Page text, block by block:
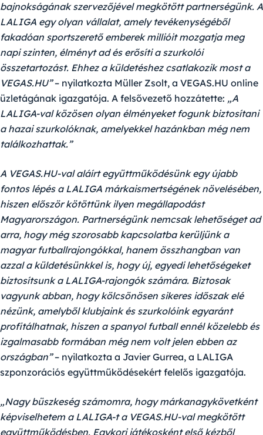
bajnokságának szervezőjével megkötött partnerségünk. A
LALIGA egy olyan vállalat, amely tevékenységéből
fakadóan sportszerető emberek millióit mozgatja meg
napi szinten, élményt ad és erősíti a szurkolói
összetartozást. Ehhez a küldetéshez csatlakozik most a
VEGAS.HU”– nyilatkozta Müller Zsolt, a VEGAS.HU online
üzletágának igazgatója. A felsővezető hozzátette: „A
LALIGA-val közösen olyan élményeket fogunk biztosítani
a hazai szurkolóknak, amelyekkel hazánkban még nem
találkozhattak.”
A VEGAS.HU-val aláírt együttműködésünk egy újabb
fontos lépés a LALIGA márkaismertségének növelésében,
hiszen először kötöttünk ilyen megállapodást
Magyarországon. Partnerségünk nemcsak lehetőséget ad
arra, hogy még szorosabb kapcsolatba kerüljünk a
magyar futballrajongókkal, hanem összhangban van
azzal a küldetésünkkel is, hogy új, egyedi lehetőségeket
biztosítsunk a LALIGA-rajongók számára. Biztosak
vagyunk abban, hogy kölcsönösen sikeres időszak elé
nézünk, amelyből klubjaink és szurkolóink egyaránt
profitálhatnak, hiszen a spanyol futball ennél közelebb és
izgalmasabb formában még nem volt jelen ebben az
országban”– nyilatkozta a Javier Gurrea, a LALIGA
szponzorációs együttműködésekért felelős igazgatója.
„Nagy büszkeség számomra, hogy márkanagykövetként
képviselhetem a LALIGA-t a VEGAS.HU-val megkötött
együttműködésben. Egykori játékosként első kézből